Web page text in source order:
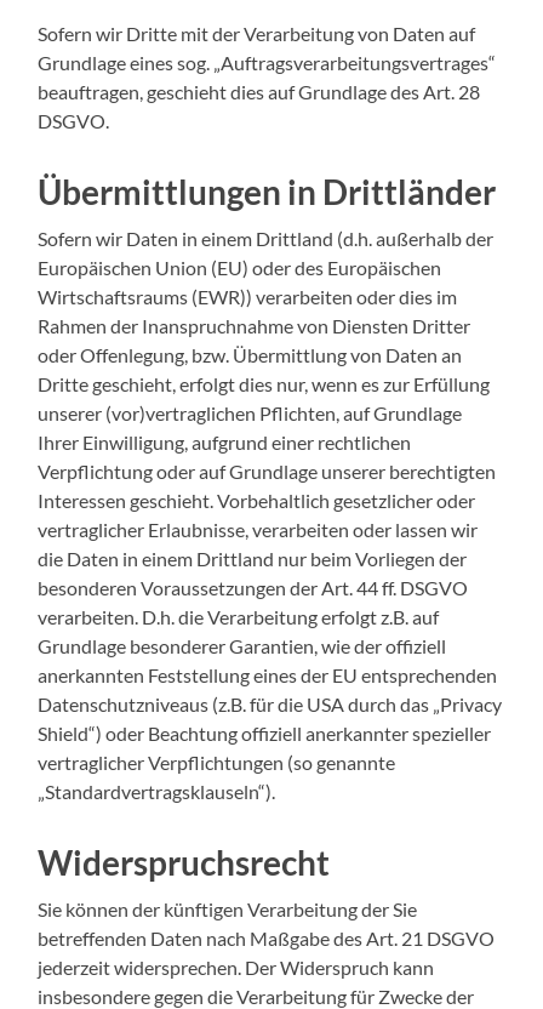
Sofern wir Dritte mit der Verarbeitung von Daten auf
Grundlage eines sog. „Auftragsverarbeitungsvertrages“
beauftragen, geschieht dies auf Grundlage des Art. 28
DSGVO.
Übermittlungen in Drittländer
Sofern wir Daten in einem Drittland (d.h. außerhalb der
Europäischen Union (EU) oder des Europäischen
Wirtschaftsraums (EWR)) verarbeiten oder dies im
Rahmen der Inanspruchnahme von Diensten Dritter
oder Offenlegung, bzw. Übermittlung von Daten an
Dritte geschieht, erfolgt dies nur, wenn es zur Erfüllung
unserer (vor)vertraglichen Pflichten, auf Grundlage
Ihrer Einwilligung, aufgrund einer rechtlichen
Verpflichtung oder auf Grundlage unserer berechtigten
Interessen geschieht. Vorbehaltlich gesetzlicher oder
vertraglicher Erlaubnisse, verarbeiten oder lassen wir
die Daten in einem Drittland nur beim Vorliegen der
besonderen Voraussetzungen der Art. 44 ff. DSGVO
verarbeiten. D.h. die Verarbeitung erfolgt z.B. auf
Grundlage besonderer Garantien, wie der offiziell
anerkannten Feststellung eines der EU entsprechenden
Datenschutzniveaus (z.B. für die USA durch das „Privacy
Shield“) oder Beachtung offiziell anerkannter spezieller
vertraglicher Verpflichtungen (so genannte
„Standardvertragsklauseln“).
Widerspruchsrecht
Sie können der künftigen Verarbeitung der Sie
betreffenden Daten nach Maßgabe des Art. 21 DSGVO
jederzeit widersprechen. Der Widerspruch kann
insbesondere gegen die Verarbeitung für Zwecke der